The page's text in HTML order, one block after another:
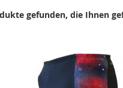
gefunden, die Ihnen